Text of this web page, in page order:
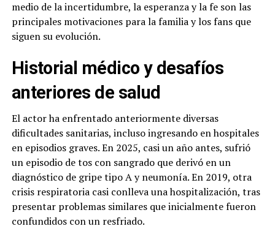
medio de la incertidumbre, la esperanza y la fe son las
principales motivaciones para la familia y los fans que
siguen su evolución.
Historial médico y desafíos
anteriores de salud
El actor ha enfrentado anteriormente diversas
dificultades sanitarias, incluso ingresando en hospitales
en episodios graves. En 2025, casi un año antes, sufrió
un episodio de tos con sangrado que derivó en un
diagnóstico de gripe tipo A y neumonía. En 2019, otra
crisis respiratoria casi conlleva una hospitalización, tras
presentar problemas similares que inicialmente fueron
confundidos con un resfriado.